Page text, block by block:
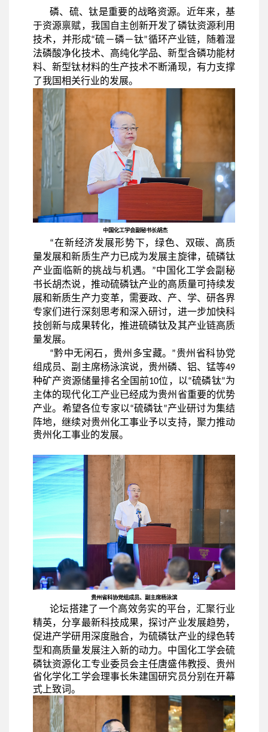
磷、硫、钛是重要的战略资源。近年来，基
于资源禀赋，我国自主创新开发了磷钛资源利用
技术，并形成“硫－磷－钛”循环产业链，随着湿
法磷酸净化技术、高纯化学品、新型含磷功能材
料、新型钛材料的生产技术不断涌现，有力支撑
了我国相关行业的发展。
中国化工学会副秘书长胡杰
“在新经济发展形势下，绿色、双碳、高质
量发展和新质生产力已成为发展主旋律，硫磷钛
产业面临新的挑战与机遇。
”中国化工学会副秘
书长胡杰说，推动硫磷钛产业的高质量可持续发
展和新质生产力变革，需要政、产、学、研各界
专家们进行深刻思考和深入研讨，进一步加快科
技创新与成果转化，推进硫磷钛及其产业链高质
量发展。
“黔中无闲石，贵州多宝藏。 ”贵州省科协党
组成员、副主席杨泳滨说，贵州磷、铝、锰等49
种矿产资源储量排名全国前10位，以“硫磷钛”为
主体的现代化工产业已经成为贵州省重要的优势
产业。希望各位专家以“硫磷钛”产业研讨为集结
阵地，继续对贵州化工事业予以支持，聚力推动
贵州化工事业的发展。
贵州省科协党组成员、副主席杨泳滨
论坛搭建了一个高效务实的平台， 汇聚行业
精英，分享最新科技成果，探讨产业发展趋势，
促进产学研用深度融合，为硫磷钛产业的绿色转
型和高质量发展注入新的动力。 中国化工学会硫
磷钛资源化工专业委员会主任唐盛伟教授、贵州
省化学化工学会理事长朱建国研究员分别在开幕
式上致词。